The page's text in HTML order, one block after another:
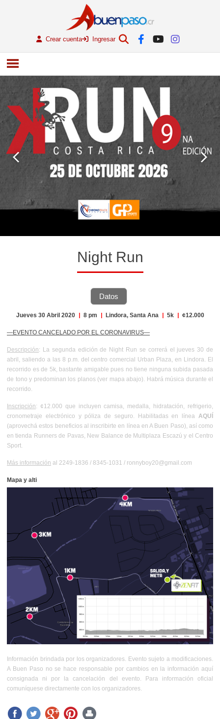
Crear cuenta Ingresar
Night Run
Datos
Jueves 30 Abril 2020 | 8 pm | Lindora, Santa Ana | 5k | ¢12.000
—EVENTO CANCELADO POR EL CORONAVIRUS—
Descripción: La segunda edición de Night Run se correrá el jueves 30 de
abril, saliendo a las 8 p.m. del centro comercial Urban Plaza, en Lindora. El
recorrido es de 5k, bastante amigable pues no tiene ninguna subida pasada
de tono y predominan los planos (ver mapa abajo). Habrá música durante el
recorrido.
Inscripción: ¢12.000 que incluyen camisa, medalla, hidratación, refrigerio,
cronometraje electrónico y póliza de seguro. Habilitadas en línea AQUÍ
(aprovecháestos beneficiosal inscribirte en línea en A Buen Paso), así como
en tienda Runners de Pavas, New Balance de Multiplaza Escazú y el Centro
Sport.
Más información al 2249-1836 / 8345-1031 / ronnyboy20@gmail.com
Mapa y alti
Información brindada por los organizadores. Evento sujeto a modificaciones.
A Buen Paso no se hace responsable por cambios en la información aquí
consignada ni por la cancelación del evento. Para información oficial
comuníquese directamente con los organizadores.